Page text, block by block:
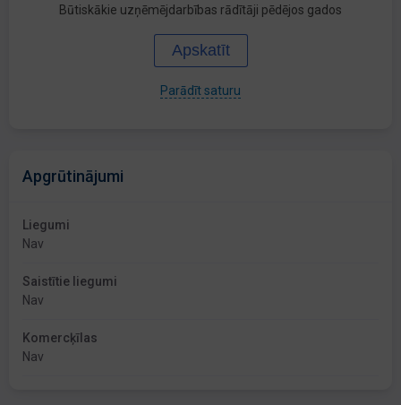
Būtiskākie uzņēmējdarbības rādītāji pēdējos gados
Apskatīt
Parādīt saturu
Apgrūtinājumi
Liegumi
Nav
Saistītie liegumi
Nav
Komercķīlas
Nav